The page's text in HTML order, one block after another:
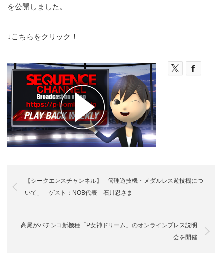
を公開しました。
↓こちらをクリック！
【シークエンスチャンネル】「管理遊技機・メダルレス遊技機につ
いて」 ゲスト：NOB代表 石川忍さま
高尾がパチンコ新機種「P女神ドリーム」のオンラインプレス説明
会を開催